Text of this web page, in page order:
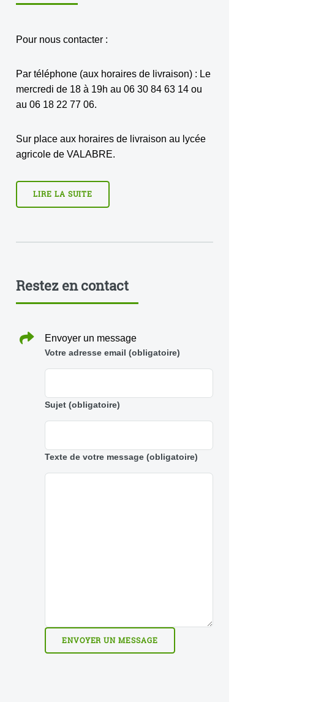
Pour nous contacter :
Par téléphone (aux horaires de livraison) : Le
mercredi de 18 à 19h au 06 30 84 63 14 ou
au 06 18 22 77 06.
Sur place aux horaires de livraison au lycée
agricole de VALABRE.
LIRE LA SUITE
Restez en contact
Envoyer un message
Votre adresse email (obligatoire)
Sujet (obligatoire)
Texte de votre message (obligatoire)